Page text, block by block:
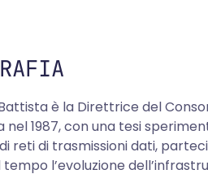
è la Direttrice del
nel 1987, con una tesi
reti di trasmissioni dati,
tempo l’evoluzione